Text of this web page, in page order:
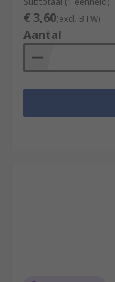
€ 3,60(excl. BTW)
Aantal